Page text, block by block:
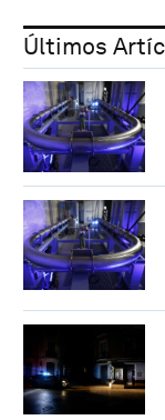
Últimos